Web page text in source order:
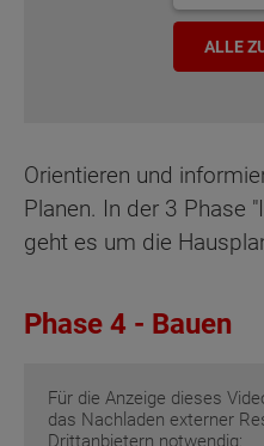
ALLE
Orientieren und
Planen. In der 3 Phase
geht es um die
Phase 4 - Bauen
Für die Anzeige dieses
das Nachladen externer